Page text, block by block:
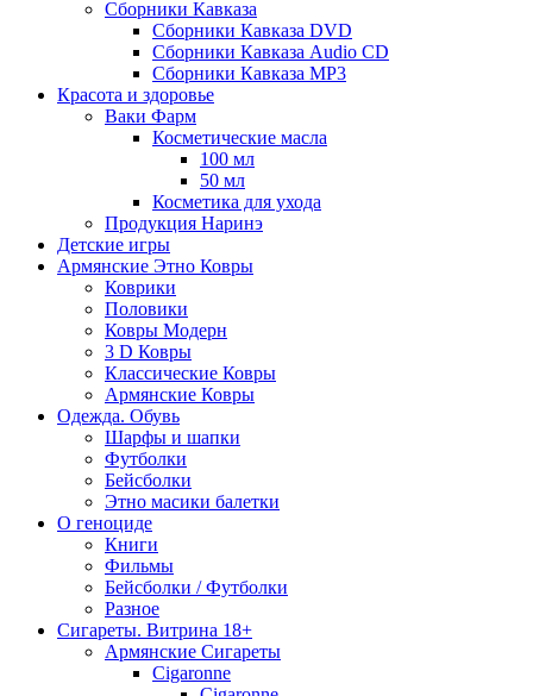
Сборники Кавказа
Сборники Кавказа DVD
Сборники Кавказа Audio CD
Сборники Кавказа MP3
Красота и здоровье
Ваки Фарм
Косметические масла
100 мл
50 мл
Косметика для ухода
Продукция Наринэ
Детские игры
Армянские Этно Ковры
Коврики
Половики
Ковры Модерн
3 D Ковры
Классические Ковры
Армянские Ковры
Одежда. Обувь
Шарфы и шапки
Футболки
Бейсболки
Этно масики балетки
О геноциде
Книги
Фильмы
Бейсболки / Футболки
Разное
Сигареты. Витрина 18+
Армянские Сигареты
Cigaronne